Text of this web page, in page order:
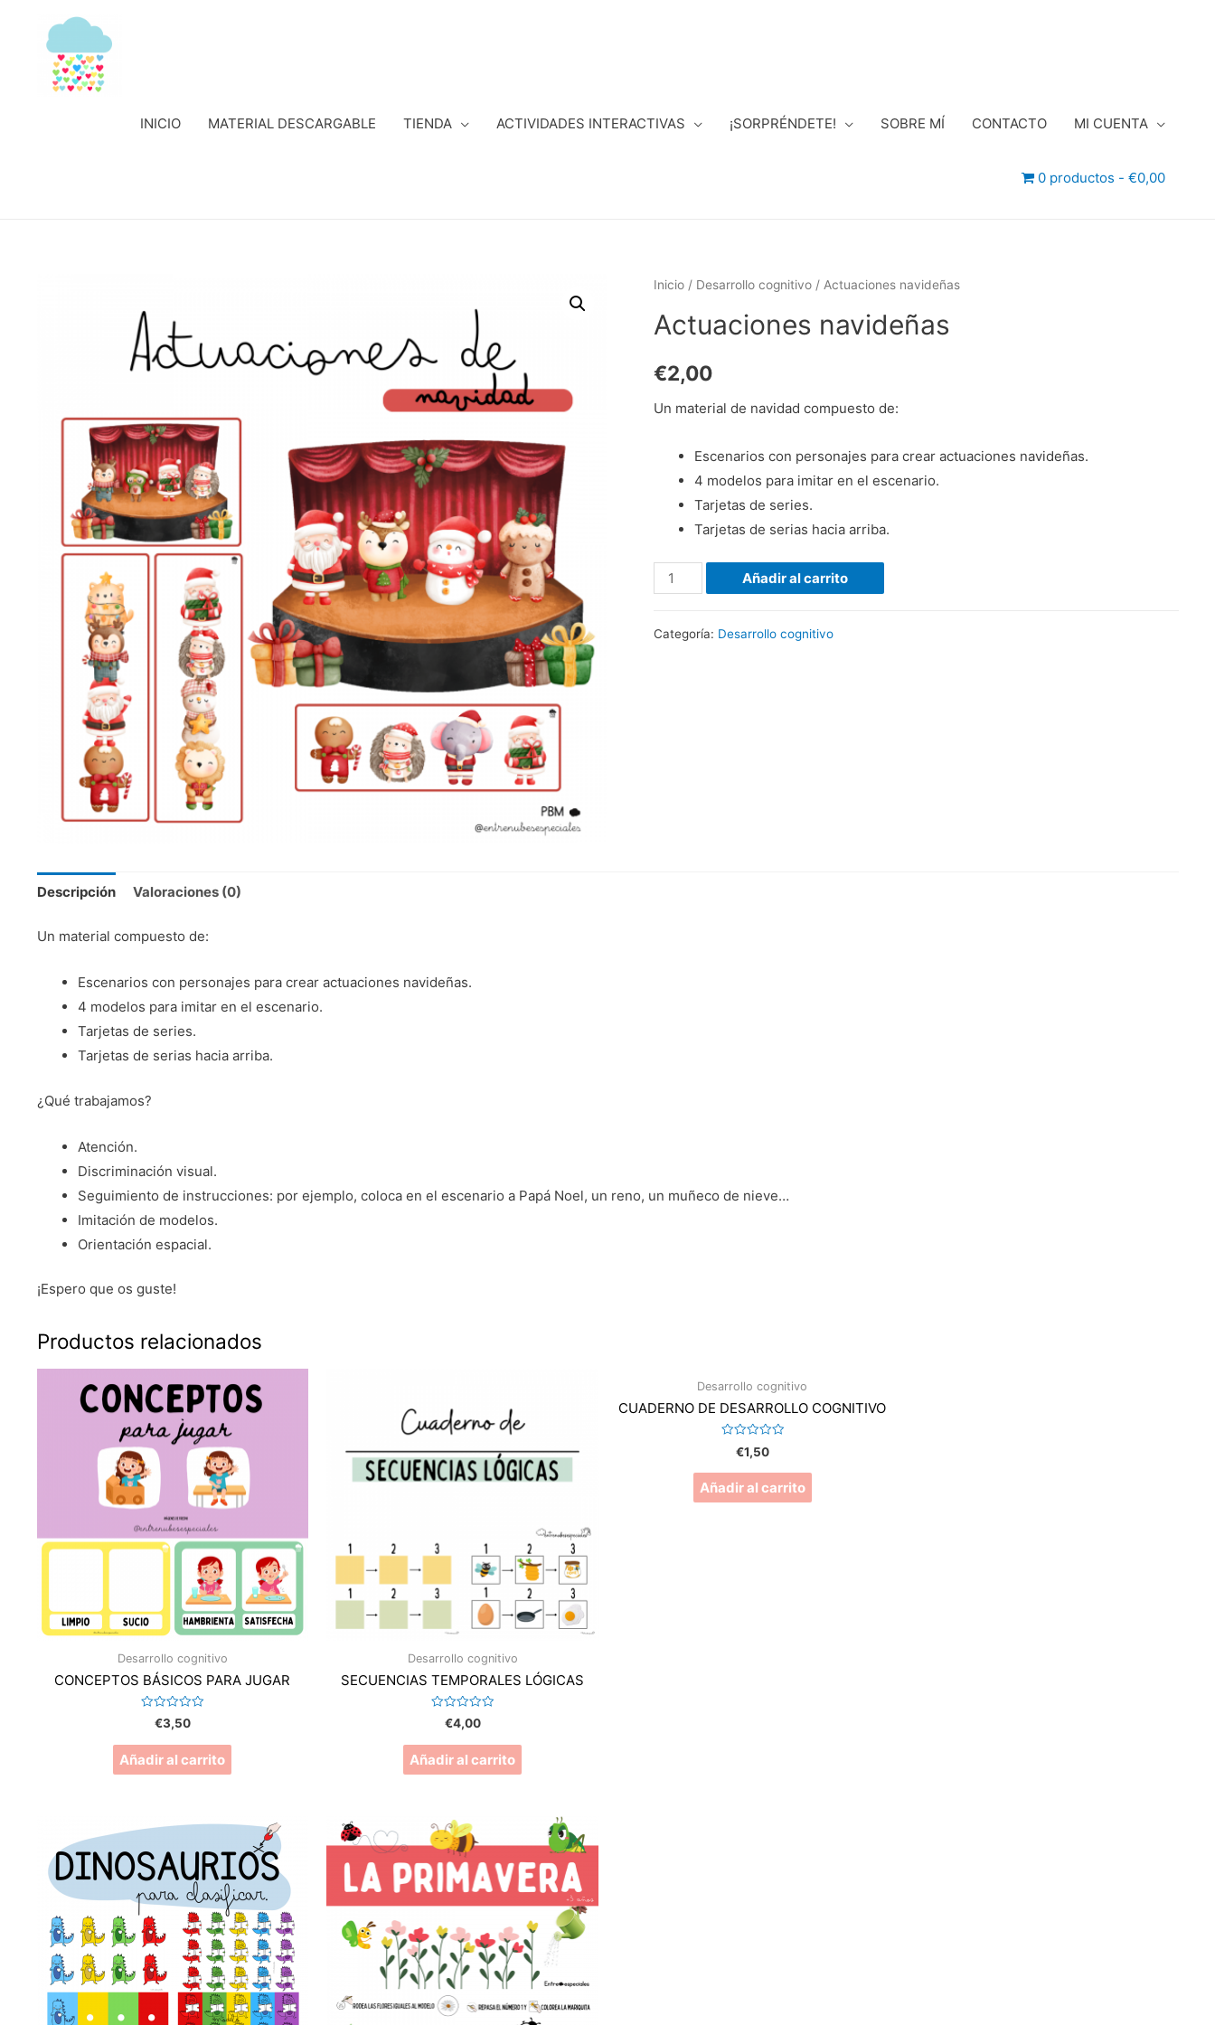
INICIO MATERIAL DESCARGABLE TIENDA ACTIVIDADES INTERACTIVAS ¡SORPRÉNDETE! SOBRE MÍ CONTACTO MI CUENTA
0 productos €0,00
Inicio/ Desarrollo cognitivo/ Actuaciones navideñas
Actuaciones navideñas
€2,00
Un material de navidad compuesto de:
Escenarios con personajes para crear actuaciones navideñas.
4 modelos para imitar en el escenario.
Tarjetas de series.
Tarjetas de serias hacia arriba.
Añadir al carrito
Categoría: Desarrollo cognitivo
Descripción Valoraciones (0)
Un material compuesto de:
Escenarios con personajes para crear actuaciones navideñas.
4 modelos para imitar en el escenario.
Tarjetas de series.
Tarjetas de serias hacia arriba.
¿Qué trabajamos?
Atención.
Discriminación visual.
Seguimiento de instrucciones: por ejemplo, coloca en el escenario a Papá Noel, un reno, un muñeco de nieve…
Imitación de modelos.
Orientación espacial.
¡Espero que os guste!
Productos relacionados
Desarrollo cognitivo
CONCEPTOS BÁSICOS PARA JUGAR
Valorado
5
€3,50
Añadir al carrito
Desarrollo cognitivo
SECUENCIAS TEMPORALES LÓGICAS
Valorado
5
€4,00
Añadir al carrito
Desarrollo cognitivo
CUADERNO DE DESARROLLO COGNITIVO
Valorado
5
€1,50
Añadir al carrito